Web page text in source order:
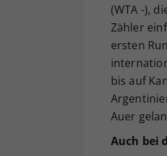
(WTA -),
Zähler
ersten
bis auf
Auer
Auch bei